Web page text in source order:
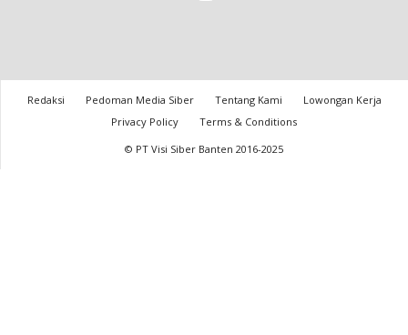
Redaksi Pedoman Media Siber Tentang Kami
Lowongan Kerja
Privacy Policy
Terms & Conditions
© PT Visi Siber Banten 2016-2025